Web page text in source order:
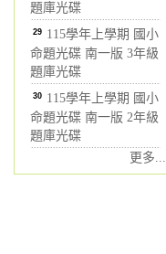
題庫光碟
29 115學年上學期 國小
命題光碟 南一版 3年級
題庫光碟
30 115學年上學期 國小
命題光碟 南一版 2年級
題庫光碟
更多...